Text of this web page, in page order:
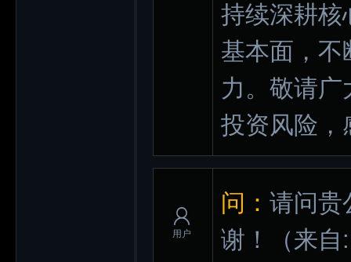
持续深耕核
基本面，不
力。敬请
投资风险，
用户
问： 请问贵
谢！
（来